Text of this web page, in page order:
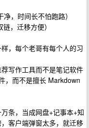
，时间长不怕跑路）
，迁移方便）
，每个老哥有每个人的习
写作工具而不是笔记软件
，而不是擅长 Markdown
条，当成网盘+记事本+知
客户端弹窗太多，就迁移